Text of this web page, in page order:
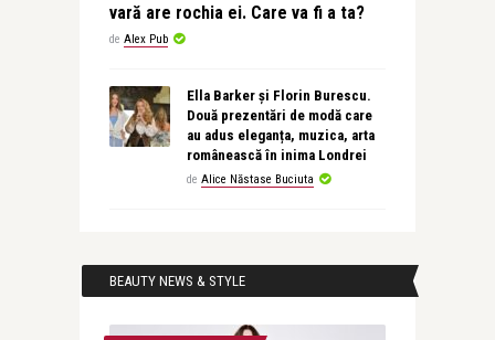
vară are rochia ei. Care va fi a ta?
de Alex Pub
Ella Barker și Florin Burescu.
Două prezentări de modă care
au adus eleganța, muzica, arta
românească în inima Londrei
de Alice Năstase Buciuta
BEAUTY NEWS & STYLE